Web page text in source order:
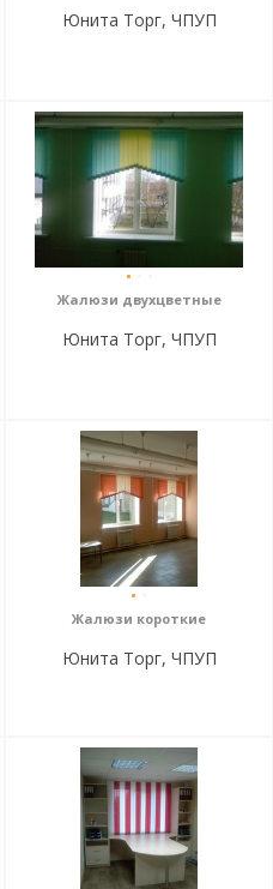
Юнита Торг, ЧПУП
Жалюзи двухцветные
Юнита Торг, ЧПУП
Жалюзи короткие
Юнита Торг, ЧПУП